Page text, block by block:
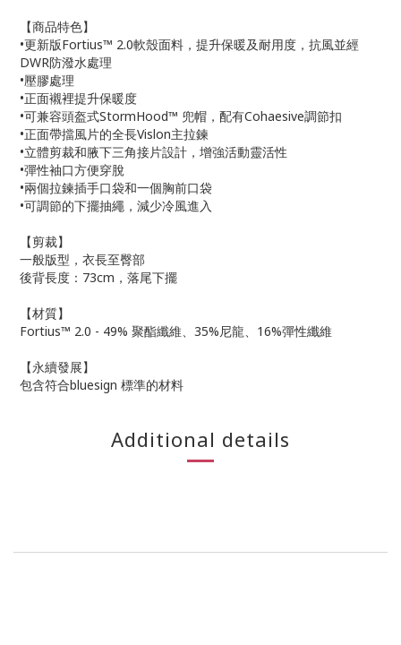
【商品特色】
•更新版Fortius™ 2.0軟殼面料，提升保暖及耐用度，抗風並經
DWR防潑水處理
•壓膠處理
•正面襯裡提升保暖度
•可兼容頭盔式StormHood™ 兜帽，配有Cohaesive調節扣
•正面帶擋風片的全長Vislon主拉鍊
•立體剪裁和腋下三角接片設計，增強活動靈活性
•彈性袖口方便穿脫
•兩個拉鍊插手口袋和一個胸前口袋
•可調節的下擺抽繩，減少冷風進入
【剪裁】
一般版型，衣長至臀部
後背長度：73cm，落尾下擺
【材質】
Fortius™ 2.0 - 49% 聚酯纖維、35%尼龍、16%彈性纖維
【永續發展】
包含符合bluesign 標準的材料
Additional details